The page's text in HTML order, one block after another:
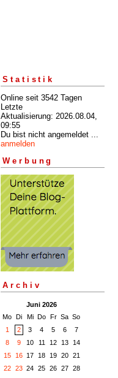
Statistik
Online seit 3542 Tagen
Letzte
Aktualisierung: 2026.08.04,
09:55
Du bist nicht angemeldet ...
anmelden
Werbung
Archiv
Juni 2026
Mo Di Mi Do Fr Sa So
1
2 3 4 5 6
7
8
9 10 11 12 13
14
15
16 17 18 19 20
21
22
23 24 25 26 27
28